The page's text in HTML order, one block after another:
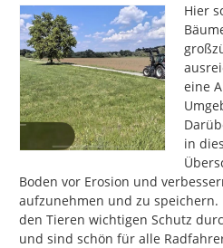
Hier
eine
in
Boden vor Erosion und
aufzunehmen und zu
den Tieren wichtigen Schutz
und sind schön für alle